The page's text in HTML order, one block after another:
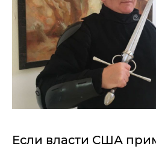
Если власти США